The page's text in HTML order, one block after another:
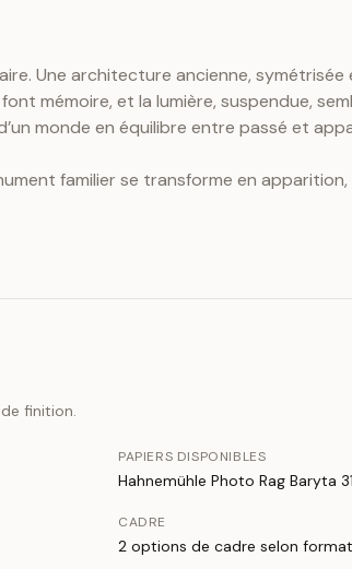
Une architecture ancienne,
mémoire, et la lumière, suspendue,
monde en équilibre entre passé et
familier se transforme en
finition.
PAPIERS DISPONIBLES
Hahnemühle Photo Rag Baryta
CADRE
2 options de cadre selon